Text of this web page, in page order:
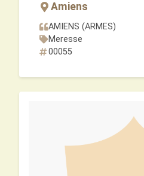
Amiens
AMIENS (ARMES)
Meresse
00055